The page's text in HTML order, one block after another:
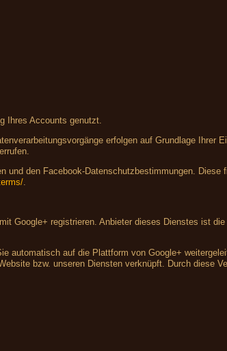
Ihres Accounts genutzt.
erfolgen auf Grundlage Ihrer
und den Facebook-Datenschutzbestimmungen. Diese
.
Google+ registrieren. Anbieter dieses Dienstes ist
automatisch auf die Plattform von Google+
bzw. unseren Diensten verknüpft. Durch diese